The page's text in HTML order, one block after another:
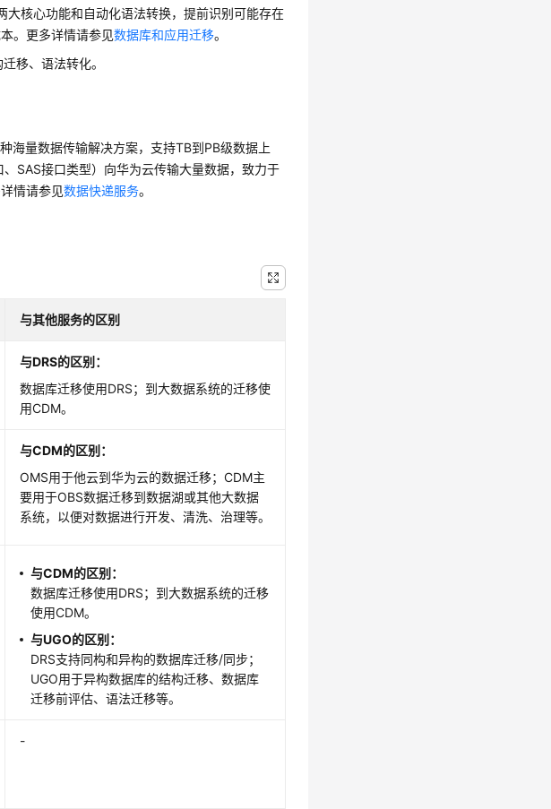
核心功能和自动化语法转换，提前识别可能存在
。更多详情请参见数据库和应用迁移。
移、语法转化。
海量数据传输解决方案，支持TB到PB级数据上
SAS接口类型）向华为云传输大量数据，致力于
情请参见数据快递服务。
与其他服务的区别
与DRS的区别：
数据库迁移使用DRS；到大数据系统的迁移使
用CDM。
与CDM的区别：
OMS用于他云到华为云的数据迁移；CDM主
要用于OBS数据迁移到数据湖或其他大数据
系统，以便对数据进行开发、清洗、治理等。
与CDM的区别：
数据库迁移使用DRS；到大数据系统的迁移
使用CDM。
与UGO的区别：
DRS支持同构和异构的数据库迁移/同步；
UGO用于异构数据库的结构迁移、数据库
迁移前评估、语法迁移等。
-